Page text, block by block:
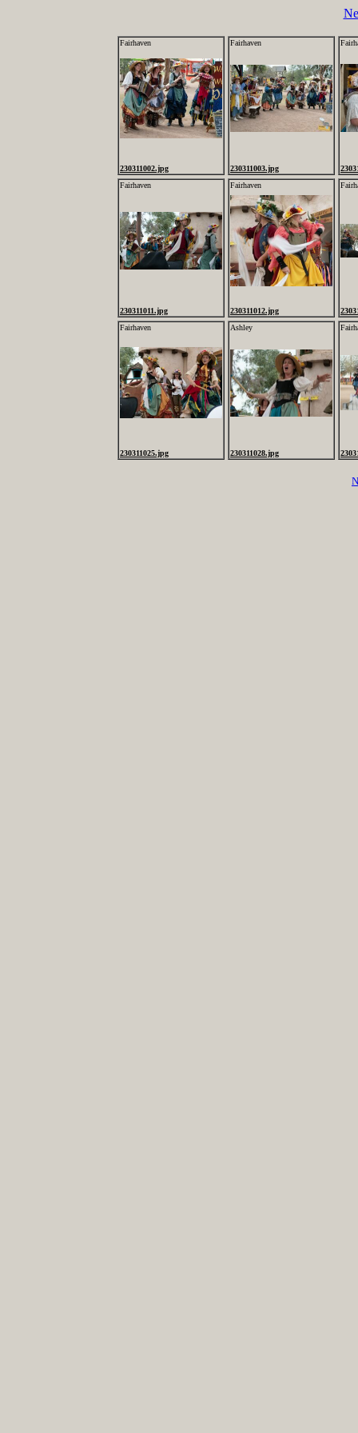
Fairhaven
230311002.jpg
Fairhaven
230311003.jpg
Fairhaven
230311011.jpg
Fairhaven
230311012.jpg
Fairhaven
230311025.jpg
Ashley
230311028.jpg